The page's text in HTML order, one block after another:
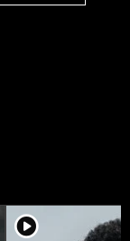
player2